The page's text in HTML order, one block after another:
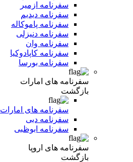
سفرنامه ازمیر
سفرنامه دیدیم
سفرنامه پاموکاله
سفرنامه دنیزلی
سفرنامه وان
سفرنامه کاپادوکیا
سفرنامه بورسا
سفرنامه های امارات
بازگشت
سفرنامه های امارات
سفرنامه دبی
سفرنامه ابوظبی
سفرنامه های اروپا
بازگشت